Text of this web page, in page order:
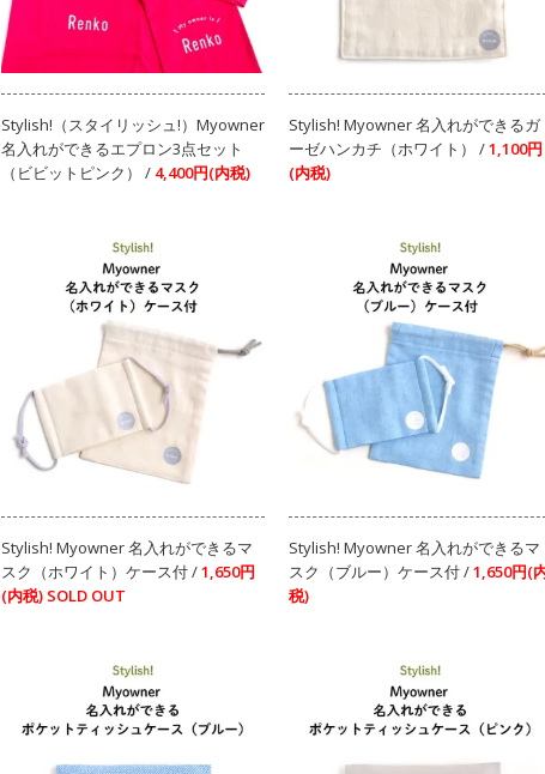
Stylish!（スタイリッシュ!）Myowner
名入れができるエプロン3点セット
（ビビットピンク） / 4,400円(内税)
Stylish! Myowner 名入れができるガ
ーゼハンカチ（ホワイト） /1,100円
(内税)
Stylish! Myowner 名入れができるマ
スク（ホワイト）ケース付 /1,650円
(内税) SOLD OUT
Stylish! Myowner 名入れができるマ
スク（ブルー）ケース付 /1,650円(
税)